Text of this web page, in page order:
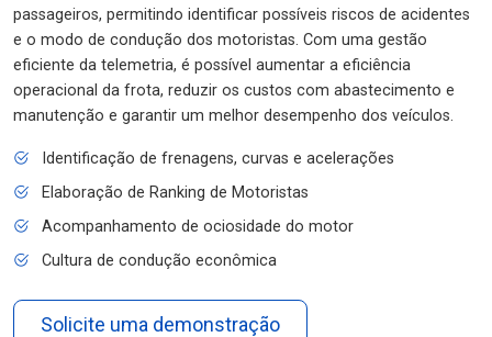
passageiros, permitindo identificar possíveis riscos de acidentes
e o modo de condução dos motoristas. Com uma gestão
eficiente da telemetria, é possível aumentar a eficiência
operacional da frota, reduzir os custos com abastecimento e
manutenção e garantir um melhor desempenho dos veículos.
Identificação de frenagens, curvas e acelerações
Elaboração de Ranking de Motoristas
Acompanhamento de ociosidade do motor
Cultura de condução econômica
Solicite uma demonstração